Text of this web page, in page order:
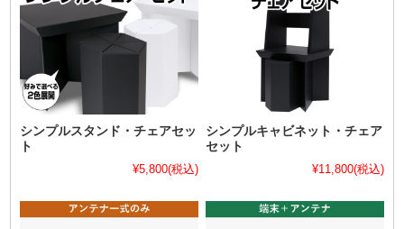
シンプルスタンド・チェアセッ
ト
¥5,800(税込)
シンプルキャビネット・チェア
セット
¥11,800(税込)